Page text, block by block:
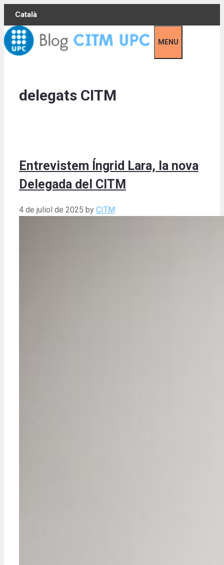
Skip
content
Català
MENU
delegats CITM
Entrevistem Íngrid Lara, la nova
Delegada del CITM
4 de juliol de 2025 by CITM